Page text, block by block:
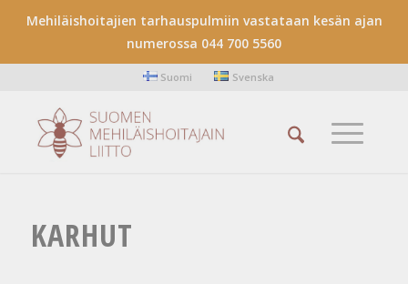
Mehiläishoitajien tarhauspulmiin vastataan kesän ajan
numerossa 044 700 5560
Suomi Svenska
KARHUT